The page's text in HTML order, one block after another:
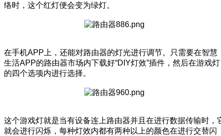
络时，这个红灯便会变为绿灯。
在手机APP上，还能对路由器的灯光进行调节。只需要在智慧
生活APP的路由器市场内下载好“DIY灯效”插件，然后在游戏灯
的四个选项内进行选择。
这个游戏灯就是当有设备连上路由器并且在进行数据传输时，
就会进行闪烁，每种灯效内都有两种以上的颜色在进行交替闪